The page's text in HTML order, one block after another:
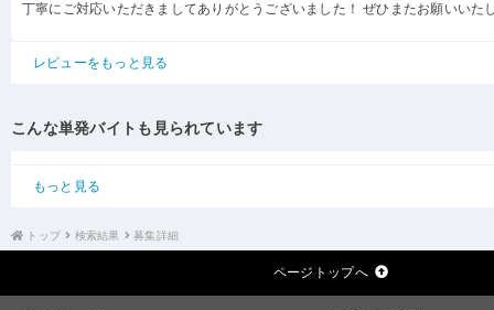
丁寧にご対応いただきましてありがとうございました！ ぜひまたお願いいた
レビューをもっと見る
こんな単発バイトも見られています
もっと見る
トップ 検索結果 募集詳細
ページトップへ